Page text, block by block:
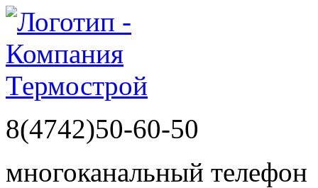
8(4742)50-60-50
многоканальный телефон